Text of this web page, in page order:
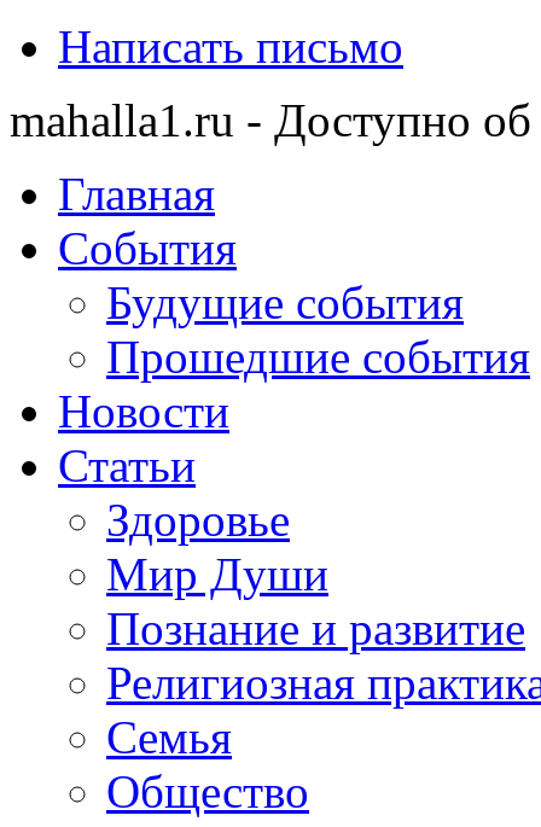
Написать письмо
mahalla1.ru - Доступно об
Главная
События
Будущие события
Прошедшие события
Новости
Статьи
Здоровье
Мир Души
Познание и развитие
Религиозная
Семья
Общество